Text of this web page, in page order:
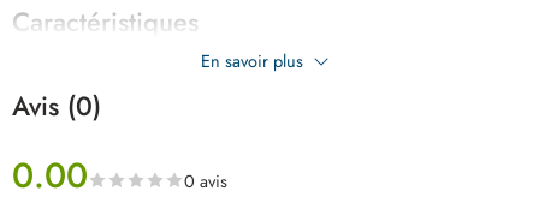
Caractéristiques
En savoir plus
Avis (0)
0.00 0 avis